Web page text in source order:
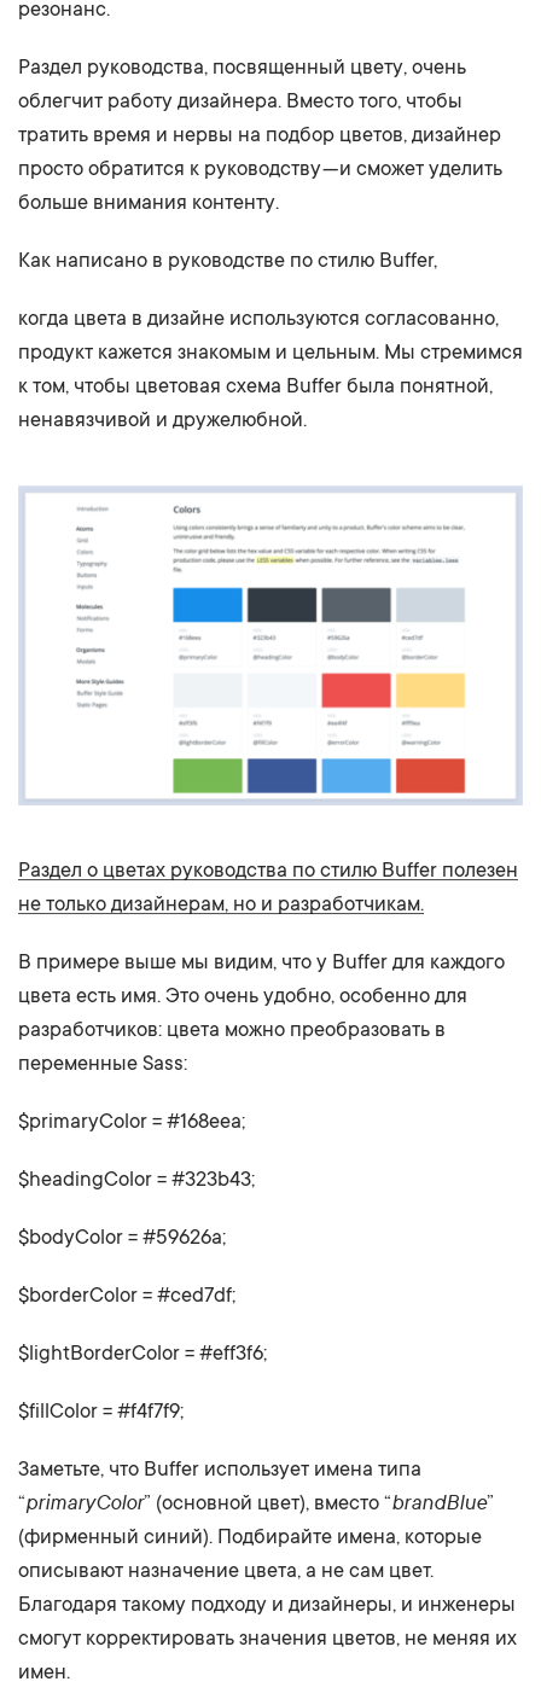
резонанс.
Раздел руководства, посвященный цвету, очень
облегчит работу дизайнера. Вместо того, чтобы
тратить время и нервы на подбор цветов, дизайнер
просто обратится к руководству — и сможет уделить
больше внимания контенту.
Как написано в руководстве по стилю Buffer,
когда цвета в дизайне используются согласованно,
продукт кажется знакомым и цельным. Мы стремимся
к том, чтобы цветовая схема Buffer была понятной,
ненавязчивой и дружелюбной.
Раздел о цветах руководства по стилю Buffer полезен
не только дизайнерам, но и разработчикам.
В примере выше мы видим, что у Buffer для каждого
цвета есть имя. Это очень удобно, особенно для
разработчиков: цвета можно преобразовать в
переменные Sass:
$primaryColor = #168eea;
$headingColor = #323b43;
$bodyColor = #59626a;
$borderColor = #ced7df;
$lightBorderColor = #eff3f6;
$fillColor = #f4f7f9;
Заметьте, что Buffer использует имена типа
“primaryColor” (основной цвет), вместо “brandBlue”
(фирменный синий). Подбирайте имена, которые
описывают назначение цвета, а не сам цвет.
Благодаря такому подходу и дизайнеры, и инженеры
смогут корректировать значения цветов, не меняя их
имен.